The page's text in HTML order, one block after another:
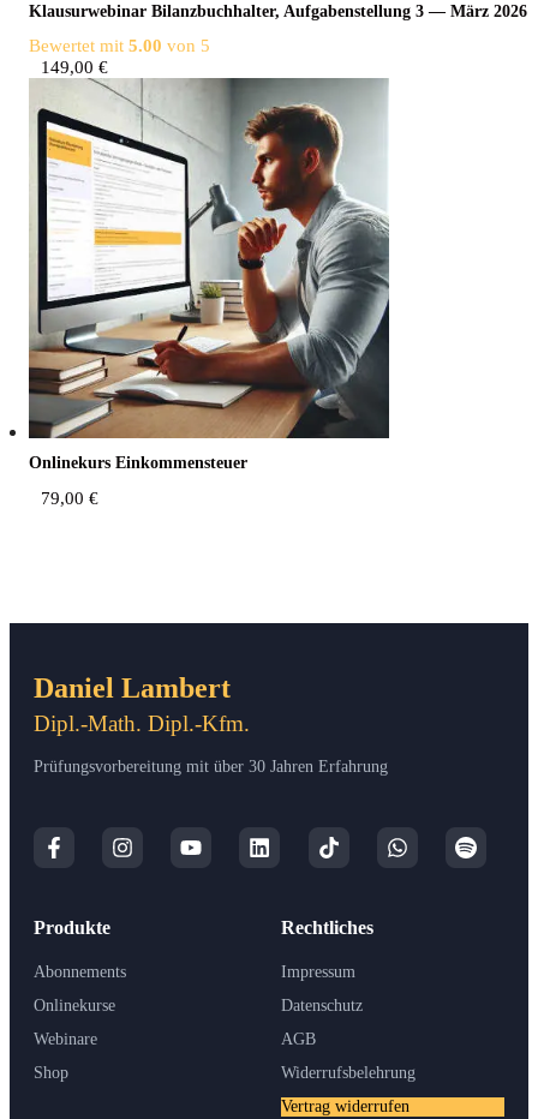
Klau­sur­web­i­nar Bilanz­buch­hal­ter, Auf­ga­ben­stel­lung 3 — März 2026
Bewertet mit 5.00 von 5
149,00 €
Online­kurs Einkommensteuer
79,00 €
Daniel Lambert
Dipl.-Math. Dipl.-Kfm.
Prüfungsvorbereitung mit über 30 Jahren Erfahrung
Produkte
Abonnements
Onlinekurse
Webinare
Shop
Rechtliches
Impressum
Datenschutz
AGB
Widerrufsbelehrung
Vertrag widerrufen